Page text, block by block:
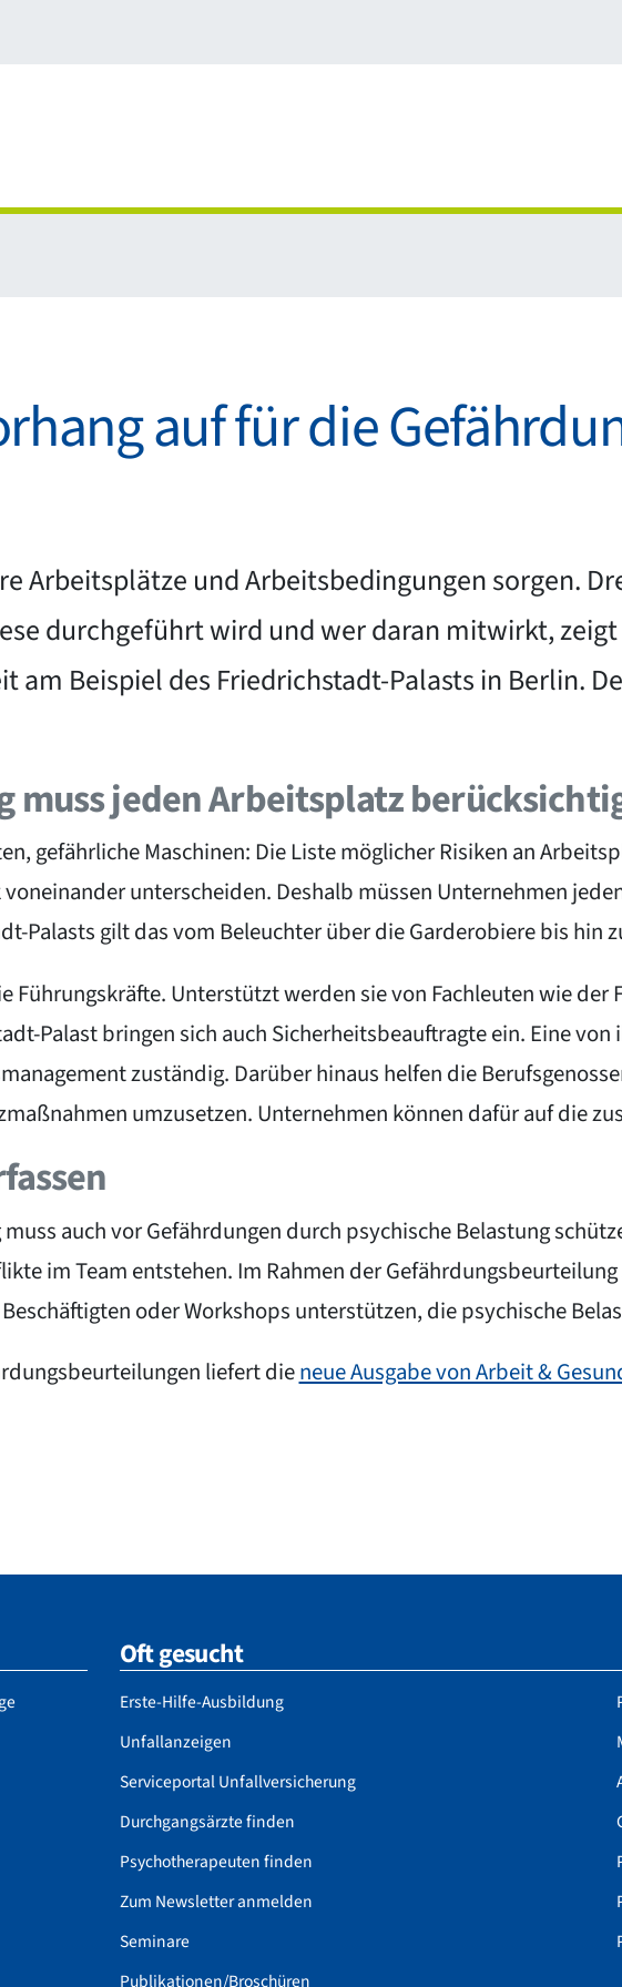
auf für die
Arbeitsplätze und Arbeitsbedingungen sorgen.
durchgeführt wird und wer daran mitwirkt,
am Beispiel des Friedrichstadt-Palasts in Berlin.
muss jeden Arbeitsplatz
gefährliche Maschinen: Die Liste möglicher Risiken an
unterscheiden. Deshalb müssen Unternehmen
Palasts gilt das vom Beleuchter über die Garderobiere bis hin
Führungskräfte. Unterstützt werden sie von Fachleuten wie
Palast bringen sich auch Sicherheitsbeauftragte ein. Eine
zuständig. Darüber hinaus helfen die
umzusetzen. Unternehmen können dafür auf die
auch vor Gefährdungen durch psychische Belastung
im Team entstehen. Im Rahmen der
oder Workshops unterstützen, die psychische
liefert dieneue Ausgabe von Arbeit &
Oft gesucht
Erste-Hilfe-Ausbildung
Unfallanzeigen
Serviceportal Unfallversicherung
Durchgangsärzte finden
Psychotherapeuten finden
Zum Newsletter anmelden
Seminare
Publikationen/Broschüren